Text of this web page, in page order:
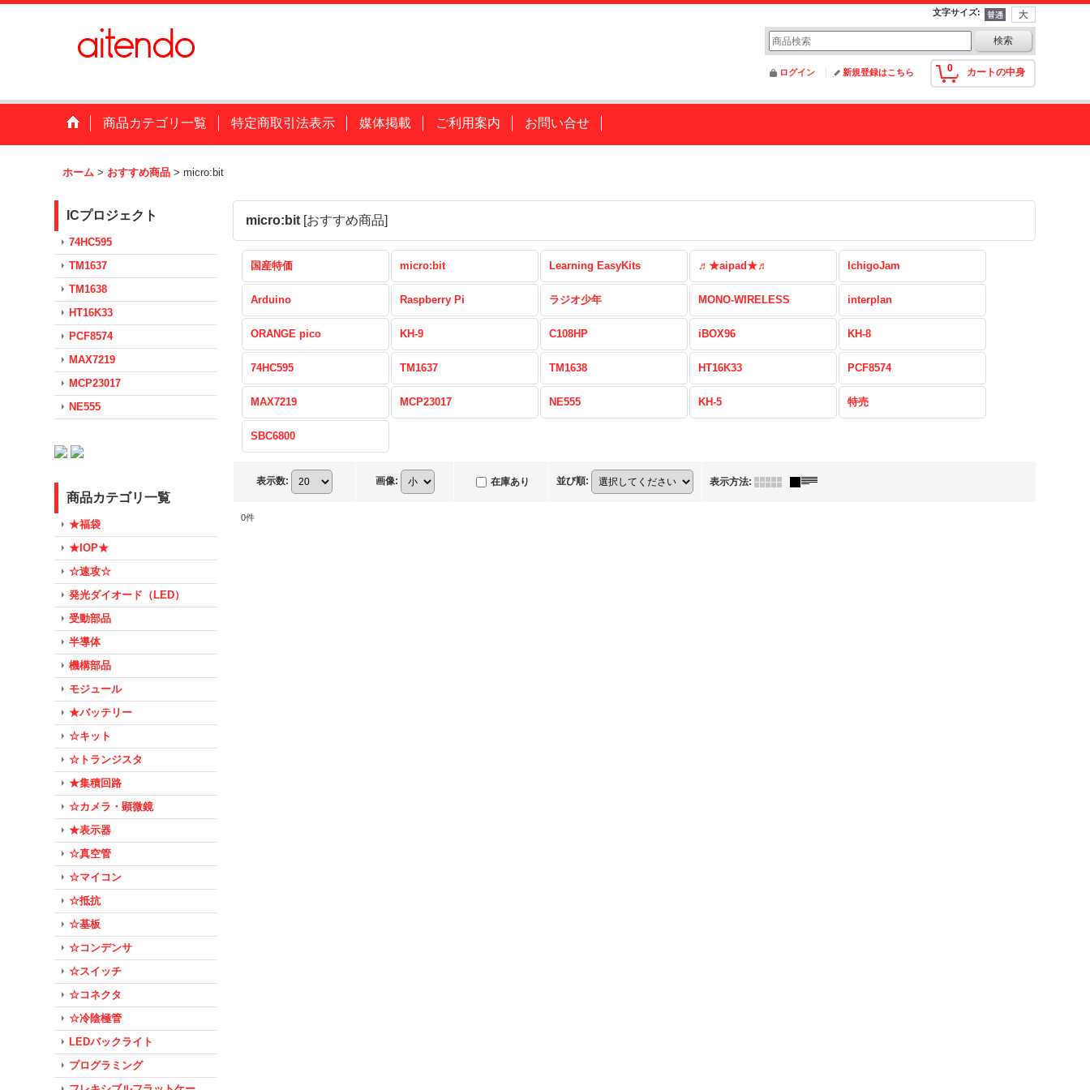
文字サイズ:
0 カートの中身
ログイン 新規登録はこちら
商品カテゴリ一覧 特定商取引法表示 媒体掲載 ご利用案内 お問い合せ
ホーム > おすすめ商品 > micro:bit
ICプロジェクト
74HC595
TM1637
TM1638
HT16K33
PCF8574
MAX7219
MCP23017
NE555
商品カテゴリ一覧
★福袋
★IOP★
☆速攻☆
発光ダイオード（LED）
受動部品
半導体
機構部品
モジュール
★バッテリー
☆キット
☆トランジスタ
★集積回路
☆カメラ・顕微鏡
★表示器
☆真空管
☆マイコン
☆抵抗
☆基板
☆コンデンサ
☆スイッチ
☆コネクタ
☆冷陰極管
LEDバックライト
プログラミング
micro:bit [おすすめ商品]
国産特価 micro:bit Learning EasyKits ♬★aipad★♬ IchigoJam
Arduino Raspberry Pi ラジオ少年 MONO-WIRELESS interplan
ORANGE pico KH-9 C108HP iBOX96 KH-8
74HC595 TM1637 TM1638 HT16K33 PCF8574
MAX7219 MCP23017 NE555 KH-5 特売
SBC6800
表示数: 画像: 在庫あり 並び順: 表示方法:
0件